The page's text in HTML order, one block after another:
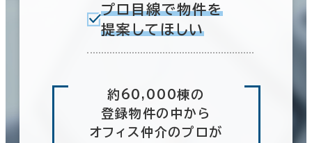
プロ目線で物件を
提案してほしい
約60,000棟の
登録物件の中から
オフィス仲介のプロが